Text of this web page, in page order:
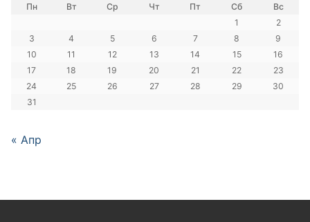
Пн Вт Ср Чт Пт Сб
Вс
1
2
3
4 5 6 7 8
9
10
11 12 13 14 15
16
17
18 19 20 21 22
23
24
25 26 27 28 29
30
31
« Апр